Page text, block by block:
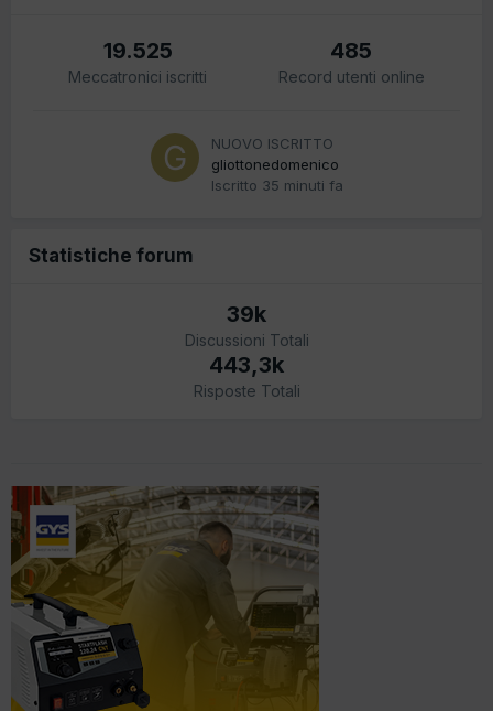
19.525
Meccatronici iscritti
485
Record utenti online
NUOVO ISCRITTO
gliottonedomenico
Iscritto 35 minuti fa
Statistiche forum
39k
Discussioni Totali
443,3k
Risposte Totali